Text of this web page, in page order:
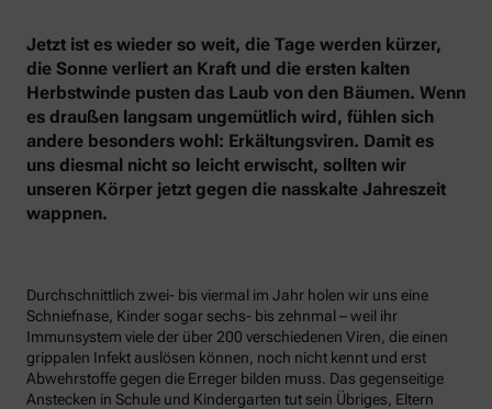
Jetzt ist es wieder so weit, die Tage werden kürzer,
die Sonne verliert an Kraft und die ersten kalten
Herbstwinde pusten das Laub von den Bäumen. Wenn
es draußen langsam ungemütlich wird, fühlen sich
andere besonders wohl: Erkältungsviren. Damit es
uns diesmal nicht so leicht erwischt, sollten wir
unseren Körper jetzt gegen die nasskalte Jahreszeit
wappnen.
Durchschnittlich zwei- bis viermal im Jahr holen wir uns eine
Schniefnase, Kinder sogar sechs- bis zehnmal – weil ihr
Immunsystem viele der über 200 verschiedenen Viren, die einen
grippalen Infekt auslösen können, noch nicht kennt und erst
Abwehrstoffe gegen die Erreger bilden muss. Das gegenseitige
Anstecken in Schule und Kindergarten tut sein Übriges, Eltern